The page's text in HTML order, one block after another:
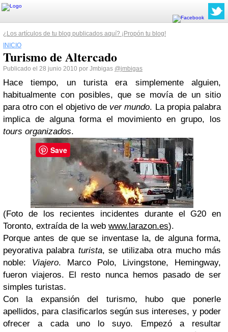
¿Los artículos de tu blog publicados aquí? ¡Propón tu blog!
INICIO
Turismo de Altercado
Publicado el 28 junio 2010 por Jmbigas @jmbigas
Hace tiempo, un turista era simplemente alguien,
habitualmente con posibles, que se movía de un sitio
para otro con el objetivo de ver mundo. La propia palabra
implica de alguna forma el movimiento en grupo, los
tours organizados.
(Foto de los recientes incidentes durante el G20 en
Toronto, extraída de la web www.larazon.es).
Porque antes de que se inventase la, de alguna forma,
peyorativa palabra turista, se utilizaba otra mucho más
noble: Viajero. Marco Polo, Livingstone, Hemingway,
fueron viajeros. El resto nunca hemos pasado de ser
simples turistas.
Con la expansión del turismo, hubo que ponerle
apellidos, para clasificarlos según sus intereses, y poder
ofrecer a cada uno lo suyo. Empezó a resultar
Save